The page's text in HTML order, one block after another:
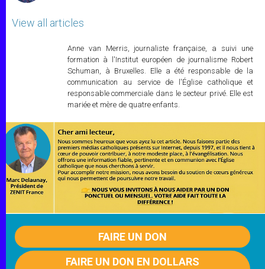
View all articles
Anne van Merris, journaliste française, a suivi une
formation à l'Institut européen de journalisme Robert
Schuman, à Bruxelles. Elle a été responsable de la
communication au service de l'Église catholique et
responsable commerciale dans le secteur privé. Elle est
mariée et mère de quatre enfants.
FAIRE UN DON
FAIRE UN DON EN DOLLARS